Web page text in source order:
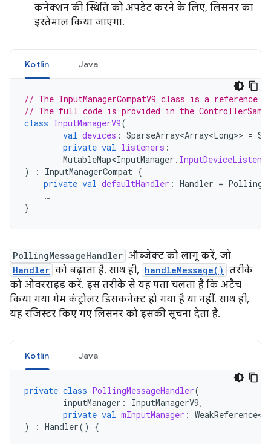
कनेक्शन की स्थिति को अपडेट करने के लिए, लिसनर का
इस्तेमाल किया जाएगा.
Kotlin Java
// The InputManagerCompatV9 class is a reference
// The full code is provided in the
class InputManagerV9(
val devices : SparseArray<Array<Long>> =
private val listeners :
MutableMap<InputManager . InputDeviceListener
)
: InputManagerCompat {
private val defaultHandler : Handler =
…
}
PollingMessageHandler ऑब्जेक्ट को लागू करें, जो
Handler को बढ़ाता है. साथ ही, handleMessage() तरीके
को ओवरराइड करें. इस तरीके से यह पता चलता है कि अटैच
किया गया गेम कंट्रोलर डिसकनेक्ट हो गया है या नहीं. साथ ही,
यह रजिस्टर किए गए लिसनर को इसकी सूचना देता है.
Kotlin Java
private class PollingMessageHandler(
inputManager : InputManagerV9,
private val mInputManager :
)
: Handler() {